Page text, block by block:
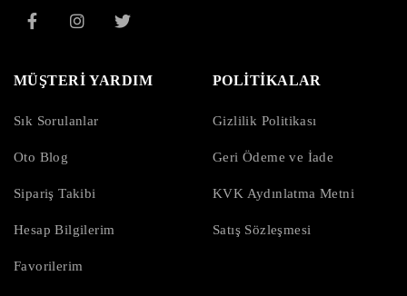
MÜŞTERİ YARDIM
Sık Sorulanlar
Oto Blog
Sipariş Takibi
Hesap Bilgilerim
Favorilerim
POLİTİKALAR
Gizlilik Politikası
Geri Ödeme ve İade
KVK Aydınlatma Metni
Satış Sözleşmesi